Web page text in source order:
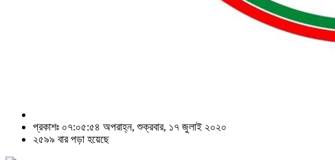
প্রকাশঃ ০৭:০৫:৫৪ অপরাহ্ন, শুক্রবার, ১৭ জুলাই ২০২০
২৫৯৯ বার পড়া হয়েছে